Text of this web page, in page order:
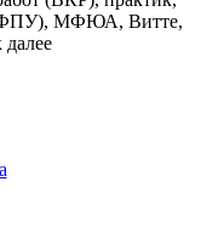
МФЮА, Витте,